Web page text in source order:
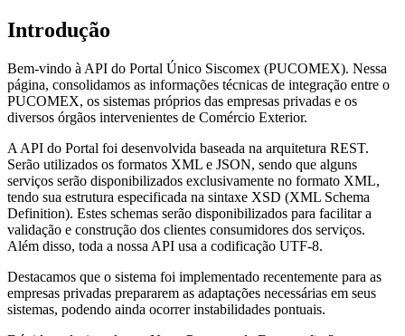
Introdução
Bem-vindo à API do Portal Único Siscomex (PUCOMEX). Nessa
página, consolidamos as informações técnicas de integração entre o
PUCOMEX, os sistemas próprios das empresas privadas e os
diversos órgãos intervenientes de Comércio Exterior.
A API do Portal foi desenvolvida baseada na arquitetura REST.
Serão utilizados os formatos XML e JSON, sendo que alguns
serviços serão disponibilizados exclusivamente no formato XML,
tendo sua estrutura especificada na sintaxe XSD (XML Schema
Definition). Estes schemas serão disponibilizados para facilitar a
validação e construção dos clientes consumidores dos serviços.
Além disso, toda a nossa API usa a codificação UTF-8.
Destacamos que o sistema foi implementado recentemente para as
empresas privadas prepararem as adaptações necessárias em seus
sistemas, podendo ainda ocorrer instabilidades pontuais.